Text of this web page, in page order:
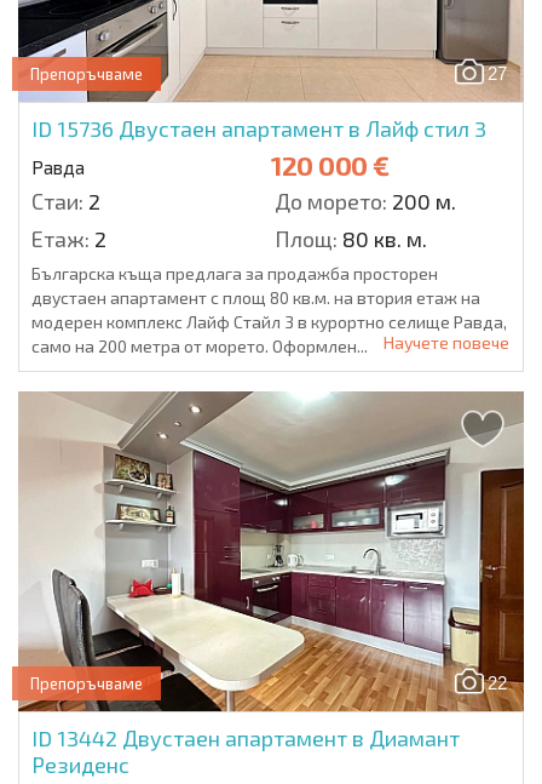
27
Препоръчваме
ID 15736 Двустаен апартамент в Лайф стил 3
Равда 120 000 €
Стаи: 2 До морето: 200 м.
Етаж: 2 Площ: 80 кв. м.
Българска къща предлага за продажба просторен
двустаен апартамент с площ 80 кв.м. на втория етаж на
модерен комплекс Лайф Стайл 3 в курортно селище Равда,
само на 200 метра от морето. Оформлен...
Научете повече
22
Препоръчваме
ID 13442 Двустаен апартамент в Диамант
Резиденс